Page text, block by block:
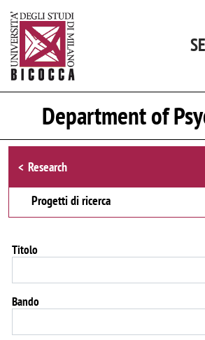
Department of
Browse the section
Research
Progetti di ricerca
Titolo
Bando